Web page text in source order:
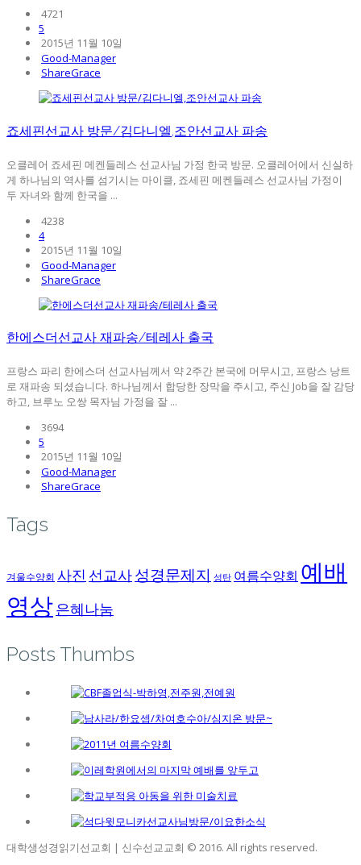
4721
5
2015년 11월 10일
Good-Manager
ShareGrace
죠세핀선교사 방문/김다니엘,조안선교사 파송
오클레어 죠세핀 메켄들레스 선교사님 가정 한국 방문. 오클레어에서 신실하
게 하나님의 역사를 섬기시는 마이클, 죠세핀 메켄들레스 선교사님 가정이
두 자녀와 함께 한국을 ...
4238
4
2015년 11월 10일
Good-Manager
ShareGrace
한에스더선교사 재파송/테레사 출국
프랑스 파리 한에스더 선교사님께서 약 2주간 본국에 머무시고, 프랑스 낭트
로 재파송 되셨습니다. 하나님께서 합당한 장막을 주시고, 주신 Job을 잘 감당
하고, 브루노 오쌍 목자님 가정을 잘 ...
3694
5
2015년 11월 10일
Good-Manager
ShareGrace
Tags
겨울수양회 사진 선교사성경문제지 성탄 여름수양회 예배
영상은혜나눔
Posts Thumbs
대학생성경읽기선교회 | 신수선교교회 © 2016. All rights reserved.